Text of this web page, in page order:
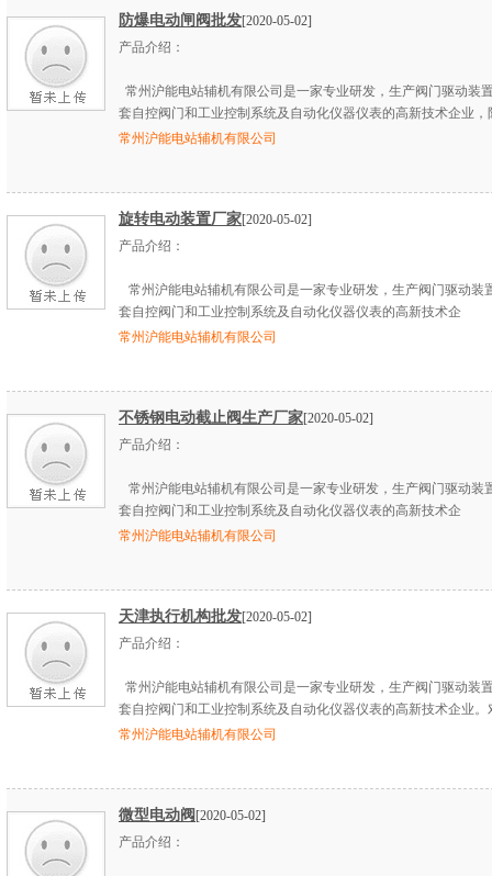
防爆电动闸阀批发[2020-05-02]
产品介绍：
常州沪能电站辅机有限公司是一家专业研发，生产阀门驱动装
套自控阀门和工业控制系统及自动化仪器仪表的高新技术企业，
常州沪能电站辅机有限公司
旋转电动装置厂家[2020-05-02]
产品介绍：
常州沪能电站辅机有限公司是一家专业研发，生产阀门驱动装
套自控阀门和工业控制系统及自动化仪器仪表的高新技术企
常州沪能电站辅机有限公司
不锈钢电动截止阀生产厂家[2020-05-02]
产品介绍：
常州沪能电站辅机有限公司是一家专业研发，生产阀门驱动装
套自控阀门和工业控制系统及自动化仪器仪表的高新技术企
常州沪能电站辅机有限公司
天津执行机构批发[2020-05-02]
产品介绍：
常州沪能电站辅机有限公司是一家专业研发，生产阀门驱动装
套自控阀门和工业控制系统及自动化仪器仪表的高新技术企业。
常州沪能电站辅机有限公司
微型电动阀 [2020-05-02]
产品介绍：